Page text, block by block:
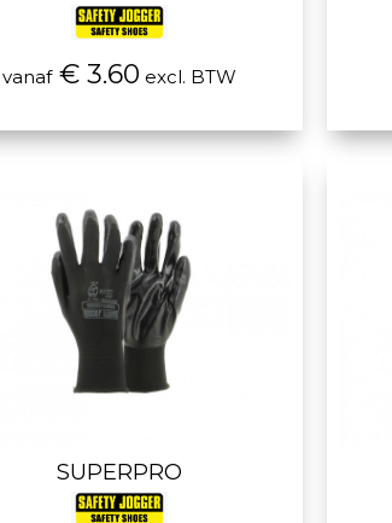
vanaf€ 3.60 excl. BTW
SUPERPRO